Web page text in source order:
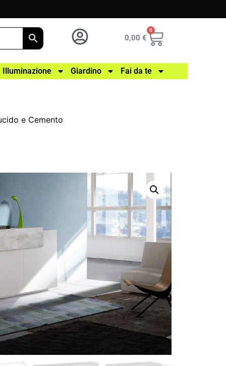
0,00 €
0
Illuminazione Giardino Fai da te
e Cemento